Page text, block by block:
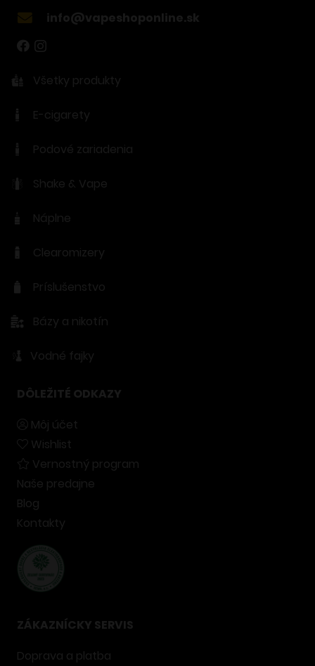
info@vapeshoponline.sk
Všetky produkty
E-cigarety
Podové zariadenia
Shake & Vape
Náplne
Clearomizery
Príslušenstvo
Bázy a nikotín
Vodné fajky
DÔLEŽITÉ ODKAZY
Môj účet
Wishlist
Vernostný program
Naše predajne
Blog
Kontakty
ZÁKAZNÍCKY SERVIS
Doprava a platba